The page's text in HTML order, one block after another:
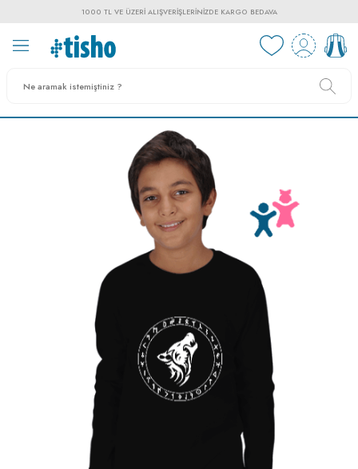
1000 TL VE ÜZERI ALIŞVERIŞLERINIZDE KARGO BEDAVA